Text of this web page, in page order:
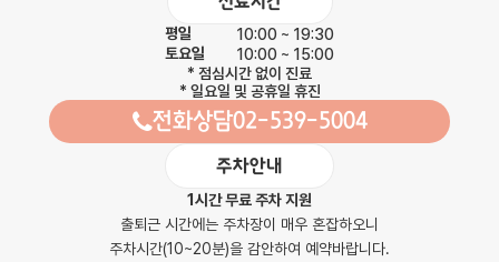
평일 10:00 ~ 19:30
토요일
10:00 ~ 15:00
* 점심시간 없이 진료
* 일요일 및 공휴일 휴진
전화상담02-539-5004
주차안내
1시간 무료 주차 지원
출퇴근 시간에는 주차장이 매우 혼잡하오니
주차시간(10~20분)을 감안하여 예약바랍니다.